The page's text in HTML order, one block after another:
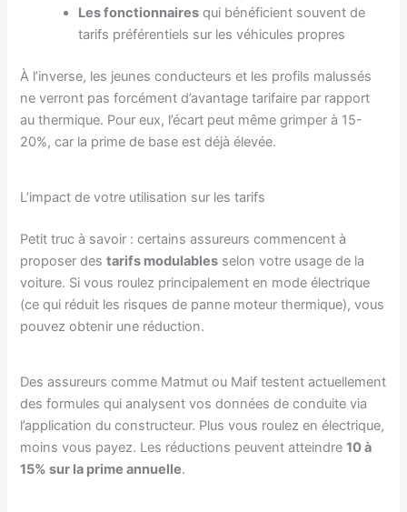
Les fonctionnaires qui bénéficient souvent de
tarifs préférentiels sur les véhicules propres
À l’inverse, les jeunes conducteurs et les profils malussés
ne verront pas forcément d’avantage tarifaire par rapport
au thermique. Pour eux, l’écart peut même grimper à 15-
20%, car la prime de base est déjà élevée.
L’impact de votre utilisation sur les tarifs
Petit truc à savoir : certains assureurs commencent à
proposer destarifs modulables selon votre usage de la
voiture. Si vous roulez principalement en mode électrique
(ce qui réduit les risques de panne moteur thermique), vous
pouvez obtenir une réduction.
Des assureurs comme Matmut ou Maif testent actuellement
des formules qui analysent vos données de conduite via
l’application du constructeur. Plus vous roulez en électrique,
moins vous payez. Les réductions peuvent atteindre10 à
15% sur la prime annuelle.